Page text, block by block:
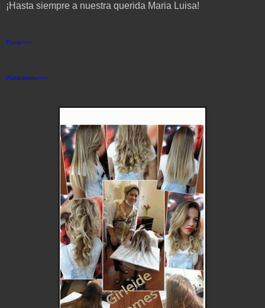
¡Hasta siempre a nuestra querida Maria Luisa!
Fonte>>>
Publicidade>>>